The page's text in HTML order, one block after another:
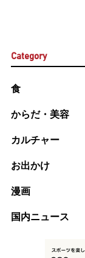
Category
食
からだ・美容
カルチャー
お出かけ
漫画
国内ニュース